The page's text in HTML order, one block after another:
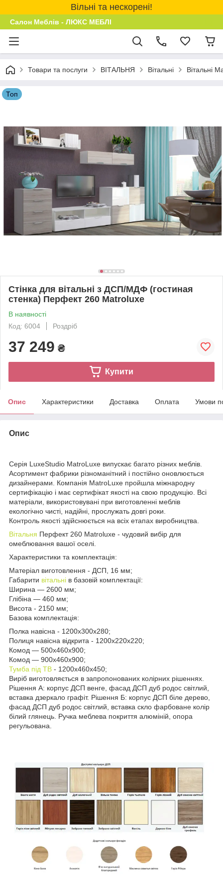
Вільні та нескорені!
Салон Меблів - ЛЮКС МЕБЛІ
Товари та послуги ВІТАЛЬНЯ Вітальні Вітальні
Топ
Стінка для вітальні з ДСП/МДФ (гостиная
стенка) Перфект 260 Matroluxe
В наявності
Код: 6004
Роздріб
37 249 ₴
Купити
Опис Характеристики Доставка Оплата Умови
Опис
Серія LuxeStudio MatroLuxe випускає багато різних меблів.
Асортимент фабрики різноманітний і постійно оновлюється
дизайнерами. Компанія MatroLuxe пройшла міжнародну
сертифікацію і має сертифікат якості на свою продукцію. Всі
матеріали, використовувані при виготовленні меблів
екологічно чисті, надійні, прослужать довгі роки.
Контроль якості здійснюється на всіх етапах виробництва.
Вітальня Перфект 260 Matroluxe - чудовий вибір для
омеблювання вашої оселі.
Характеристики та комплектація:
Матеріал виготовлення - ДСП, 16 мм;
Габарити вітальні в базовій комплектації:
Ширина — 2600 мм;
Глібіна — 460 мм;
Висота - 2150 мм;
Базова комплектація:
Полка навісна - 1200х300х280;
Полиця навісна відкрита - 1200х220х220;
Комод — 500х460х900;
Комод — 900х460х900;
Тумба під ТВ - 1200х460х450;
Виріб виготовляється в запропонованих колірних рішеннях.
Рішення А: корпус ДСП венге, фасад ДСП дуб родос світлий,
вставка дзеркало графіт. Рішення Б: корпус ДСП біле дерево,
фасад ДСП дуб родос світлий, вставка скло фарбоване колір
білий глянець. Ручка меблева покриття алюміній, опора
регульована.